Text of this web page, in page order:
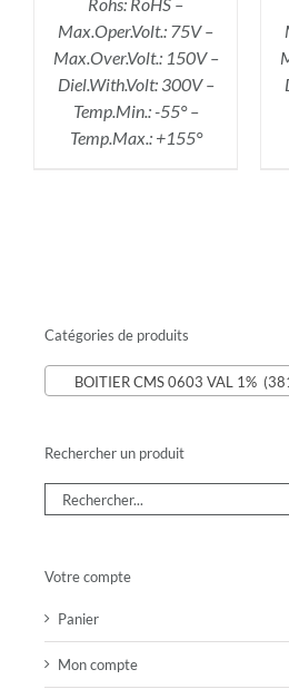
Rohs: RoHS –
Max.Oper.Volt.: 75V –
Max.Over.Volt.: 150V –
Diel.With.Volt: 300V –
Temp.Min.: -55° –
Temp.Max.: +155°
Catégories de produits
BOITIER CMS 0603 VAL 1%
Rechercher un produit
Votre compte
Panier
Mon compte